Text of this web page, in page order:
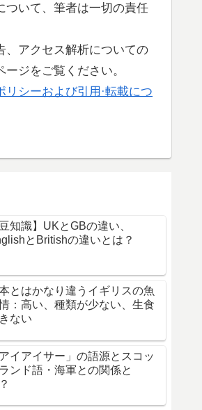
ついて、筆者は一切の責任
、アクセス解析についての
ージをご覧ください。
リシーおよび引用·転載につ
豆知識】UKとGBの違い、
とBritishの違いとは？
とはかなり違うイギリスの魚
：高い、種類が少ない、生食
ない
アイアイサー」の語源とスコッ
ランド語・海軍との関係と